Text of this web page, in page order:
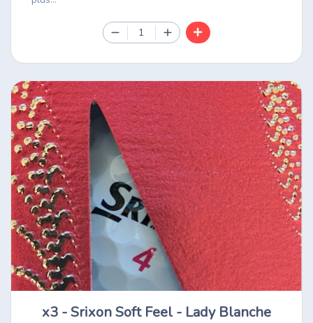
1
x3 - Srixon Soft Feel - Lady Blanche